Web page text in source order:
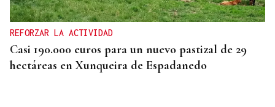
REFORZAR LA ACTIVIDAD
Casi 190.000 euros para un nuevo pastizal de 29
hectáreas en Xunqueira de Espadanedo